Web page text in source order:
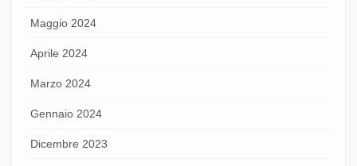
Maggio 2024
Aprile 2024
Marzo 2024
Gennaio 2024
Dicembre 2023